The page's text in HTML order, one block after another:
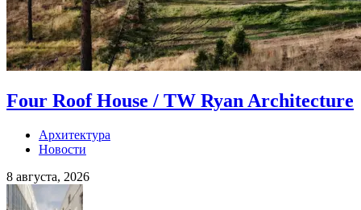
Four Roof House / TW Ryan Architecture
Архитектура
Новости
8 августа, 2026